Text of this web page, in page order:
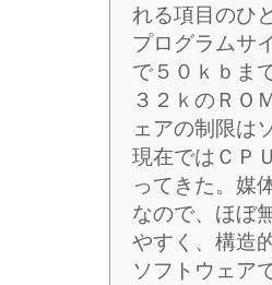
れる項目のひ
プログラムサ
で５０ｋｂま
３２ｋのＲＯ
ェアの制限は
現在ではＣＰ
ってきた。媒
なので、ほぼ
やすく、構造
ソフトウェア